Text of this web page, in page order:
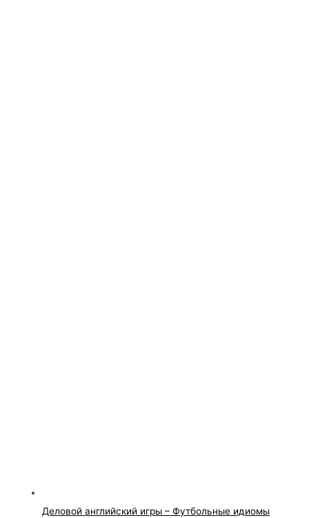
Деловой английский игры – Футбольные идиомы